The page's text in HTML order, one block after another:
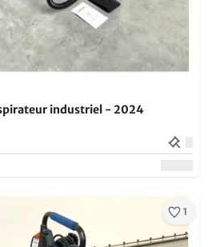
industriel - 2024
1